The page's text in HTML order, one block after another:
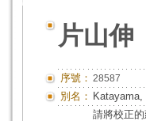
片山伸
序號： 28587
別名： Katayama,
請將校正